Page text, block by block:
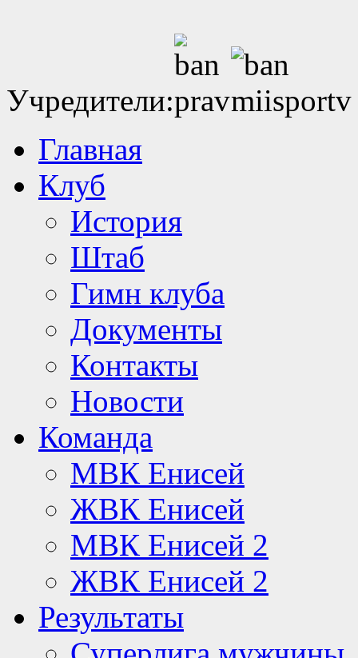
Учредители:
Главная
Клуб
История
Штаб
Гимн клуба
Документы
Контакты
Новости
Команда
МВК Енисей
ЖВК Енисей
МВК Енисей 2
ЖВК Енисей 2
Результаты